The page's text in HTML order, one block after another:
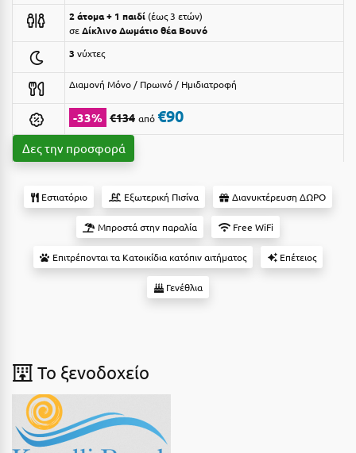
Αργολίδα
Αριδαία
Αρκαδία
Αρκίτσα
Αρτέμιδα
Αστυπάλαια
Αχαΐα
Βόλος
Βραχάτι Κορινθίας
Βυτίνα
Ξενοδοχεία 3 Αστέρων
Ξενοδοχεία 4 Αστέρων
Ξενοδοχεία 5 Αστέρων
Βίλες
Κρουαζιέρες
Διαμερίσματα
Boutique Hotels
Δες όλες τις προσφορές
2 άτομα + 1 παιδί έως 3 ετών
σεΔίκλινο Δωμάτιο θέα Βουνό
3 νύχτες
Διαμονή Μόνο / Πρωινό / Ημιδιατροφή
-33% €134 από €90
Δες την προσφορά
Εστιατόριο Εξωτερική Πισίνα Διανυκτέρευση ΔΩΡΟ
Μπροστά στην παραλία Free WiFi
Επιτρέπονται τα Κατοικίδια κατόπιν αιτήματος Επέτειος
Γενέθλια
To ξενοδοχείο